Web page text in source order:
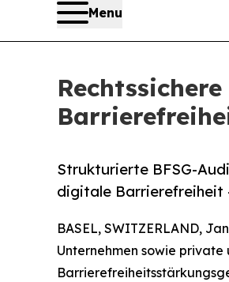
Menu
Strukturierte BFSG-
digitale Barrierefreiheit
BASEL, SWITZERLAND,
Unternehmen sowie